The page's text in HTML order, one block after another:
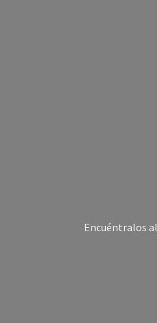
Encuéntralos al